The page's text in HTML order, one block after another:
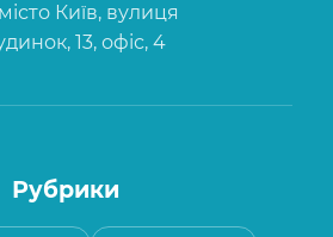
Київ, вулиця
13, офіс, 4
Рубрики